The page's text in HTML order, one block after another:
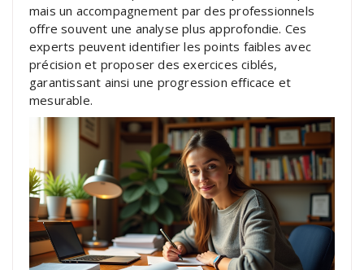
mais un accompagnement par des professionnels
offre souvent une analyse plus approfondie. Ces
experts peuvent identifier les points faibles avec
précision et proposer des exercices ciblés,
garantissant ainsi une progression efficace et
mesurable.